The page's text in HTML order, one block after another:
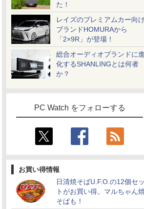
た！
レイズのプレミアムカー向け
ブランドHOMURAから
「2×9R」が登場！
総合オーディオブランドに進
化するSHANLINGとは何者
か？
PC Watch をフォローする
お買い得情報
日清焼そばU.F.O.の12個セッ
トがお買い得。マルちゃん
そばも！